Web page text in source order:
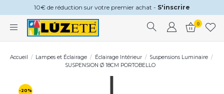
10€ de réduction sur votre premier achat - S'inscrire
0
Accueil Lampes et Éclairage Éclairage Intérieur
Suspensions Luminaire
SUSPENSION Ø 18CM PORTOBELLO
-20%